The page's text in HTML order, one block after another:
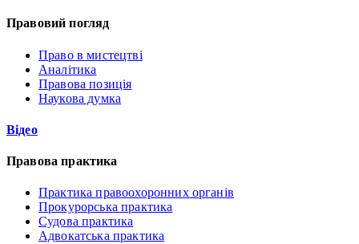
Правовий погляд
Право в мистецтві
Аналітика
Правова позиція
Наукова думка
Відео
Правова практика
Практика правоохоронних органів
Прокурорська практика
Судова практика
Адвокатська практика